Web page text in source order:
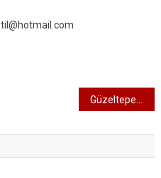
Güzeltepe Emekliler Lokali Hafıza Kafe hizmete açıldı